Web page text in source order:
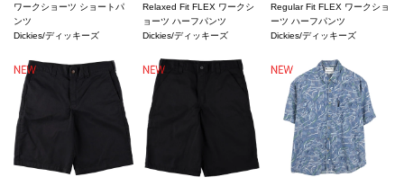
ワークショーツ ショートパ
ンツ
Dickies/ディッキーズ
Relaxed Fit FLEX ワークシ
ョーツ ハーフパンツ
Dickies/ディッキーズ
Regular Fit FLEX ワークショ
ーツ ハーフパンツ
Dickies/ディッキーズ